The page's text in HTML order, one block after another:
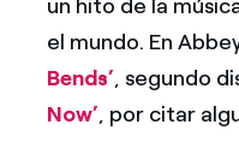
un hito de la
el mundo. En
Bends’, segundo
Now’, por citar